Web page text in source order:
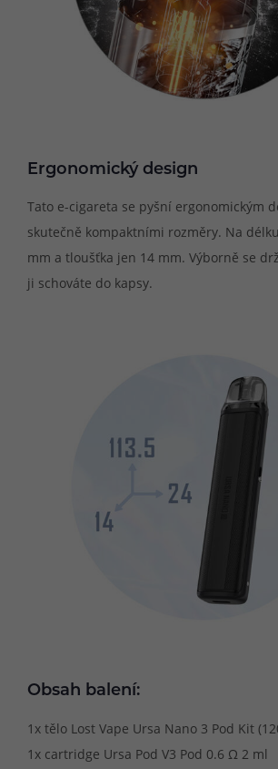
Ergonomický design
Tato e-cigareta se pyšní ergonomickým
skutečně kompaktními rozměry. Na
mm a tloušťka jen 14 mm. Výborně se
ji schováte do kapsy.
Obsah balení:
1x tělo Lost Vape Ursa Nano 3 Pod Kit
1x cartridge Ursa Pod V3 Pod 0.6 Ω 2 ml